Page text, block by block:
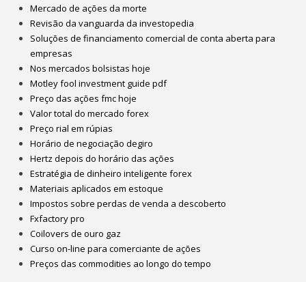
Mercado de ações da morte
Revisão da vanguarda da investopedia
Soluções de financiamento comercial de conta aberta para
empresas
Nos mercados bolsistas hoje
Motley fool investment guide pdf
Preço das ações fmc hoje
Valor total do mercado forex
Preço rial em rúpias
Horário de negociação degiro
Hertz depois do horário das ações
Estratégia de dinheiro inteligente forex
Materiais aplicados em estoque
Impostos sobre perdas de venda a descoberto
Fxfactory pro
Coilovers de ouro gaz
Curso on-line para comerciante de ações
Preços das commodities ao longo do tempo